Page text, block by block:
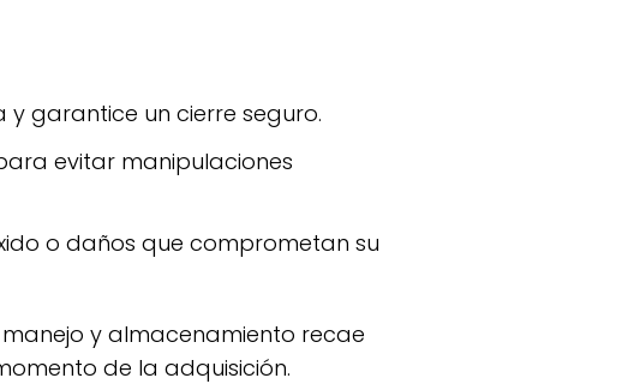
garantice un cierre seguro.
evitar manipulaciones
o daños que comprometan su
de la adquisición.